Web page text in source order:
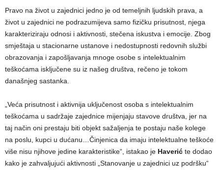
Pravo na život u zajednici jedno je od temeljnih ljudskih prava, a
život u zajednici ne podrazumijeva samo fizičku prisutnost, njega
karakteriziraju odnosi i aktivnosti, stečena iskustva i emocije. Zbog
smještaja u stacionarne ustanove i nedostupnosti redovnih službi
obrazovanja i zapošljavanja mnoge osobe s intelektualnim
teškoćama isključene su iz našeg društva, rečeno je tokom
današnjeg sastanka.
„Veća prisutnost i aktivnija uključenost osoba s intelektualnim
teškoćama u sadržaje zajednice mijenjaju stavove društva, jer na
taj način oni prestaju biti objekt sažaljenja te postaju naše kolege
na poslu, kupci u dućanu…Činjenica da imaju intelektualne teškoće
više nisu njihove jedine karakteristike“, istakao je Haverić te dodao
kako je zahvaljujući aktivnosti „Stanovanje u zajednici uz podršku“